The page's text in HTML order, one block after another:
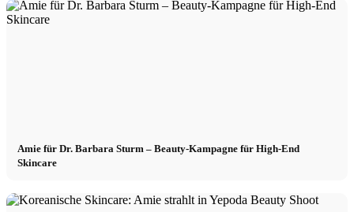
Amie für Dr. Barbara Sturm – Beauty-Kampagne für High-End
Skincare